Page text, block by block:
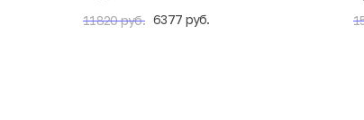
11820 руб. 6377 руб.